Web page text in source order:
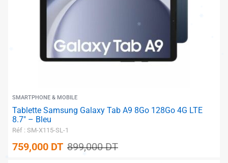
SMARTPHONE & MOBILE
Tablette Samsung Galaxy Tab A9 8Go 128Go 4G LTE
8.7″ – Bleu
Réf : SM-X115-SL-1
759,000 DT 899,000DT